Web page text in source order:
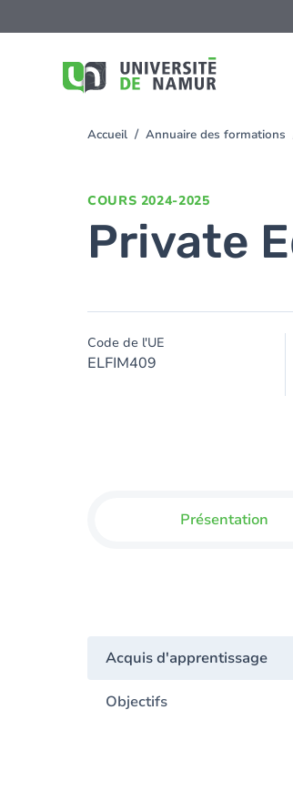
au
You
Accueil Annuaire des formations
COURS 2024-2025
Private
Code de l'UE
ELFIM409
Présentation
Acquis d'apprentissage
Objectifs